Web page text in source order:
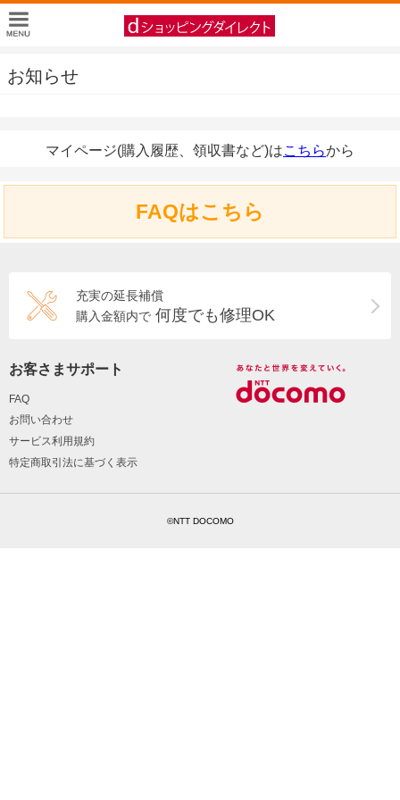
お知らせ
マイページ(購入履歴、領収書など)はこちらから
FAQはこちら
充実の延長補償
購入金額内で 何度でも修理OK
お客さまサポート
FAQ
お問い合わせ
サービス利用規約
特定商取引法に基づく表示
©NTT DOCOMO